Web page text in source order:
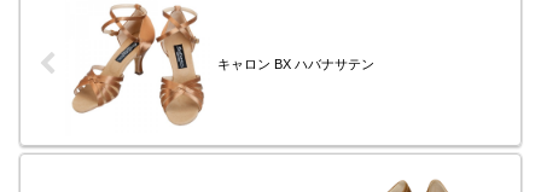
キャロン BX ハバナサテン